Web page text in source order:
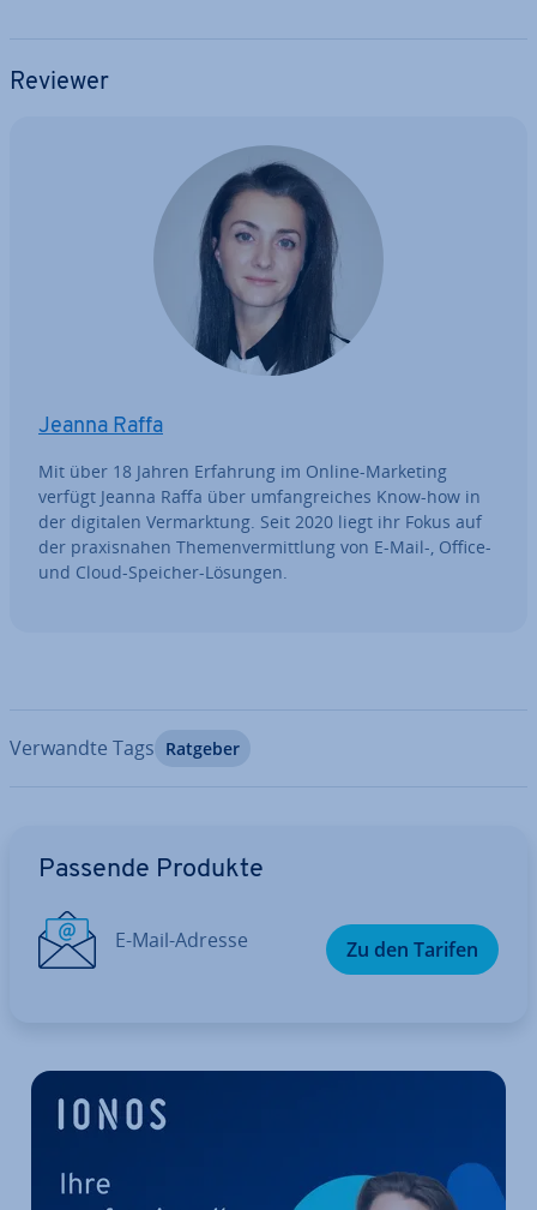
Reviewer
Jeanna Raffa
Mit über 18 Jahren Erfahrung im Online-Marketing
verfügt Jeanna Raffa über um­fang­rei­ches Know-how in
der digitalen Ver­mark­tung. Seit 2020 liegt ihr Fokus auf
der pra­xis­na­hen The­men­ver­mitt­lung von E-Mail-, Office-
und Cloud-Speicher-Lösungen.
Verwandte Tags Ratgeber
Passende Produkte
E-Mail-Adresse Zu den Tarifen